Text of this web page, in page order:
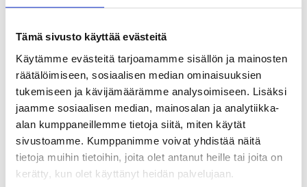
Tämä sivusto käyttää evästeitä
Käytämme evästeitä tarjoamamme sisällön ja mainosten
räätälöimiseen, sosiaalisen median ominaisuuksien
tukemiseen ja kävijämäärämme analysoimiseen. Lisäksi
jaamme sosiaalisen median, mainosalan ja analytiikka-
alan kumppaneillemme tietoja siitä, miten käytät
sivustoamme. Kumppanimme voivat yhdistää näitä
tietoja muihin tietoihin, joita olet antanut heille tai joita on
kerätty, kun olet käyttänyt heidän palvelujaan.
CHUNKY OTSAPANTA, MELEERATTU
HARMAA
150,00kr
Pehmeästä villasekoitteesta valmistettu trendikäs
otsapanta. Istuu mukavasti ja suojaa korvia –